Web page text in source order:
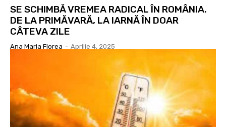
SE SCHIMBĂ VREMEA RADICAL ÎN ROMÂNIA.
DE LA PRIMĂVARĂ, LA IARNĂ ÎN DOAR
CÂTEVA ZILE
Ana Maria Florea - Aprilie 4, 2025